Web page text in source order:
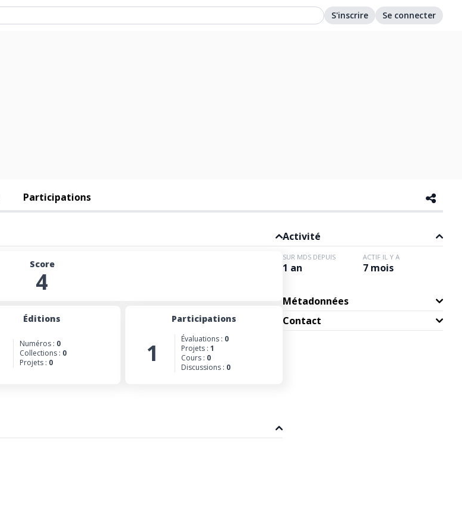
S'inscrire Se connecter
Participations
Score
4
Éditions
Numéros : 0
Collections : 0
Projets : 0
Participations
1 Évaluations : 0
Projets :1
Cours : 0
Discussions : 0
Activité
SUR MDS DEPUIS
1 an
ACTIF IL Y A
7 mois
Métadonnées
Contact